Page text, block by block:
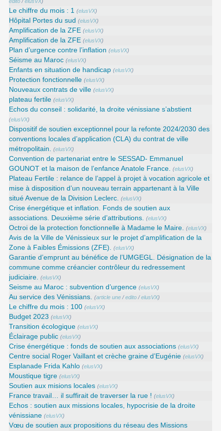
edito/elusVX)
Le chiffre du mois : 1 (elusVX)
Hôpital Portes du sud (elusVX)
Amplification de la ZFE (elusVX)
Amplification de la ZFE (elusVX)
Plan d’urgence contre l’inflation (elusVX)
Séisme au Maroc (elusVX)
Enfants en situation de handicap (elusVX)
Protection fonctionnelle (elusVX)
Nouveaux contrats de ville (elusVX)
plateau fertile (elusVX)
Echos du conseil : solidarité, la droite vénissiane s’abstient
(elusVX)
Dispositif de soutien exceptionnel pour la refonte 2024/2030 des
conventions locales d’application (CLA) du contrat de ville
métropolitain. (elusVX)
Convention de partenariat entre le SESSAD- Emmanuel
GOUNOT et la maison de l’enfance Anatole France. (elusVX)
Plateau Fertile : relance de l’appel à projet à vocation agricole et
mise à disposition d’un nouveau terrain appartenant à la Ville
situé Avenue de la Division Leclerc. (elusVX)
Crise énergétique et inflation. Fonds de soutien aux
associations. Deuxième série d’attributions. (elusVX)
Octroi de la protection fonctionnelle à Madame le Maire. (elusVX)
Avis de la Ville de Vénissieux sur le projet d’amplification de la
Zone à Faibles Émissions (ZFE). (elusVX)
Garantie d’emprunt au bénéfice de l’UMGEGL. Désignation de la
commune comme créancier contrôleur du redressement
judiciaire. (elusVX)
Seisme au Maroc : subvention d’urgence (elusVX)
Au service des Vénissians. (article une/edito/elusVX)
Le chiffre du mois : 100 (elusVX)
Budget 2023 (elusVX)
Transition écologique (elusVX)
Éclairage public (elusVX)
Crise énergétique : fonds de soutien aux associations (elusVX)
Centre social Roger Vaillant et crèche graine d’Eugénie (elusVX)
Esplanade Frida Kahlo (elusVX)
Moustique tigre (elusVX)
Soutien aux misions locales (elusVX)
France travail… il suffirait de traverser la rue ! (elusVX)
Echos : soutien aux missions locales, hypocrisie de la droite
vénissiane (elusVX)
Vœu de soutien aux propositions du réseau des Missions